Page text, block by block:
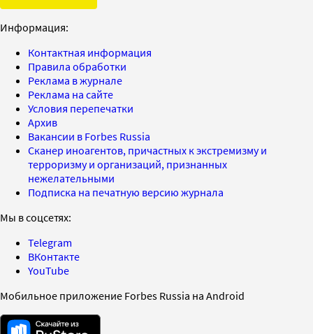
Информация:
Контактная информация
Правила обработки
Реклама в журнале
Реклама на сайте
Условия перепечатки
Архив
Вакансии в Forbes Russia
Сканер иноагентов, причастных к экстремизму и
терроризму и организаций, признанных
нежелательными
Подписка на печатную версию журнала
Мы в соцсетях:
Telegram
ВКонтакте
YouTube
Мобильное приложение Forbes Russia на Android